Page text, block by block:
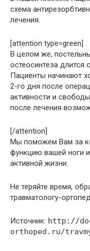
схема
лечения.
[attention type=green]
В целом же,
остеосинтеза длится
Пациенты начинают
2-го дня после
активности и
после лечения
[/attention]
Мы поможем Вам за
функцию вашей ноги
активной жизни.
Не теряйте время,
травматологу-
Источник: http://
orthoped.ru/